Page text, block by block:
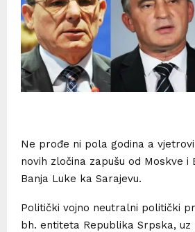
Ne prođe ni pola godina a
novih zločina zapušu od Moskve i
Banja Luke ka Sarajevu.
Politički vojno neutralni politički
bh. entiteta Republika Srpska, uz